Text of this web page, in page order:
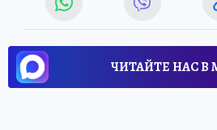
ЧИТАЙТЕ НАС В